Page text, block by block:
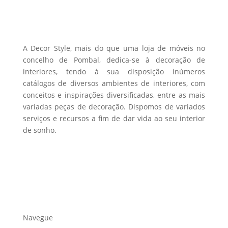
the
product
page
A Decor Style, mais do que uma loja de móveis no
concelho de Pombal, dedica-se à decoração de
interiores, tendo à sua disposição inúmeros
catálogos de diversos ambientes de interiores, com
conceitos e inspirações diversificadas, entre as mais
variadas peças de decoração. Dispomos de variados
serviços e recursos a fim de dar vida ao seu interior
de sonho.
Navegue